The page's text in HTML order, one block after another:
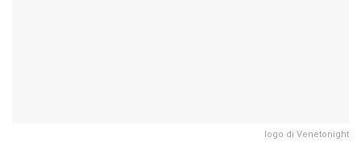
logo di Venetonight